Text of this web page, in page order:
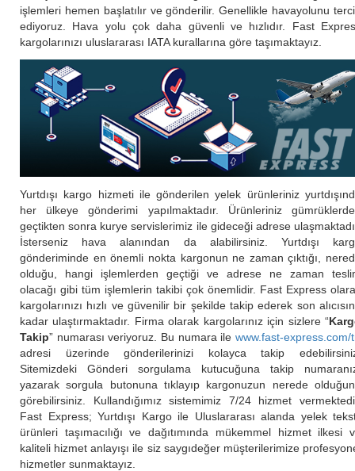
işlemleri hemen başlatılır ve gönderilir. Genellikle havayolunu
ediyoruz. Hava yolu çok daha güvenli ve hızlıdır. Fast
kargolarınızı uluslararası IATA kurallarına göre taşımaktayız.
Yurtdışı kargo hizmeti ile gönderilen yelek ürünleriniz
her ülkeye gönderimi yapılmaktadır. Ürünleriniz
geçtikten sonra kurye servislerimiz ile gideceği adrese
İsterseniz hava alanından da alabilirsiniz. Yurtdışı
gönderiminde en önemli nokta kargonun ne zaman çıktığı,
olduğu, hangi işlemlerden geçtiği ve adrese ne zaman
olacağı gibi tüm işlemlerin takibi çok önemlidir. Fast Express
kargolarınızı hızlı ve güvenilir bir şekilde takip ederek son
kadar ulaştırmaktadır. Firma olarak kargolarınız için sizlere “
Takip” numarası veriyoruz. Bu numara ile www.fast-express.com/
adresi üzerinde gönderilerinizi kolayca takip
Sitemizdeki Gönderi sorgulama kutucuğuna takip
yazarak sorgula butonuna tıklayıp kargonuzun nerede
görebilirsiniz. Kullandığımız sistemimiz 7/24 hizmet
Fast Express; Yurtdışı Kargo ile Uluslararası alanda yelek
ürünleri taşımacılığı ve dağıtımında mükemmel hizmet ilkesi
kaliteli hizmet anlayışı ile siz saygıdeğer müşterilerimize
hizmetler sunmaktayız.